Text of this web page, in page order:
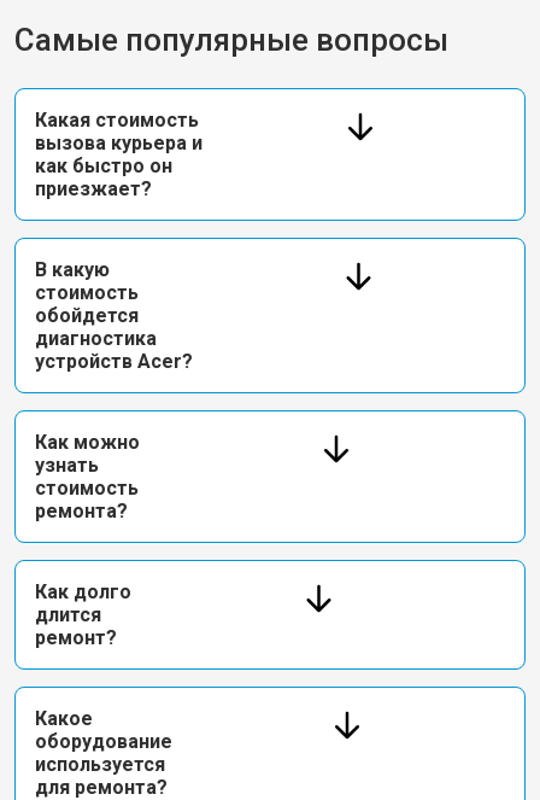
Самые популярные вопросы
Какая стоимость
вызова курьера и
как быстро он
приезжает?
В какую
стоимость
обойдется
диагностика
устройств Acer?
Как можно
узнать
стоимость
ремонта?
Как долго
длится
ремонт?
Какое
оборудование
используется
для ремонта?